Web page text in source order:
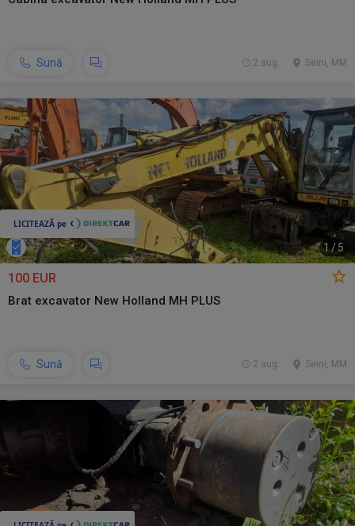
Sună Seini, MM
2 aug.
1/5
100 EUR
Brat excavator New Holland MH PLUS
Sună Seini, MM
2 aug.